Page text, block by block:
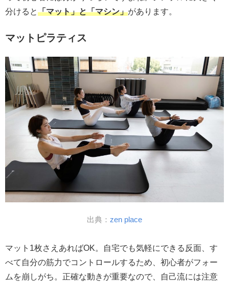
分けると「マット」と「マシン」があります。
マットピラティス
出典： zen place
マット1枚さえあればOK。自宅でも気軽にできる反面、す
べて自分の筋力でコントロールするため、初心者がフォー
ムを崩しがち。正確な動きが重要なので、自己流には注意